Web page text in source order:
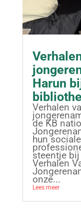
Harun
Verhalen
de KB
hun
steentje
Verhalen
onze...
Lees meer